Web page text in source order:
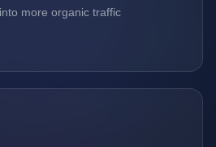
more organic traffic